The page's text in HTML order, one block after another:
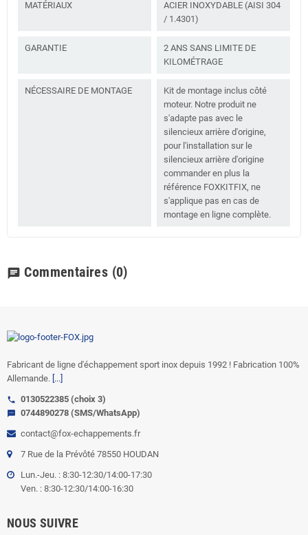
MATÉRIAUX
ACIER INOXYDABLE (AISI 304
/ 1.4301)
GARANTIE
2 ANS SANS LIMITE DE
KILOMÉTRAGE
NÉCESSAIRE DE MONTAGE
Kit de montage inclus côté
moteur. Notre produit ne
s'adapte pas avec le
silencieux arrière d'origine,
pour l'installation sur le
silencieux arrière d'origine
commander en plus la
référence FOXKITFIX, ne
s'applique pas en cas de
montage en ligne complète.
chat Commentaires (0)
Fabricant de ligne d'échappement sport inox depuis 1992 ! Fabrication 100%
Allemande. [...]
call 0130522385 (choix 3)
sms
0744890278 (SMS/WhatsApp)
contact@fox-echappements.fr
7 Rue de la Prévôté 78550 HOUDAN
Lun.-Jeu. : 8:30-12:30/14:00-17:30
Ven. : 8:30-12:30/14:00-16:30
NOUS SUIVRE